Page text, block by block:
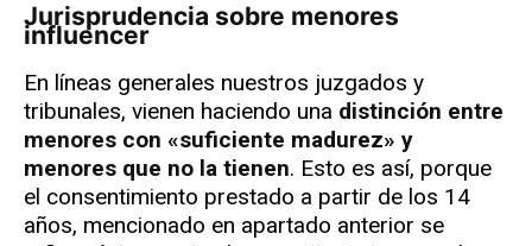
Jurisprudencia sobre menores
influencer
En líneas generales nuestros juzgados y
tribunales, vienen haciendo una distinción entre
menores con «suficiente madurez» y
menores que no la tienen. Esto es así, porque
el consentimiento prestado a partir de los 14
años, mencionado en apartado anterior se